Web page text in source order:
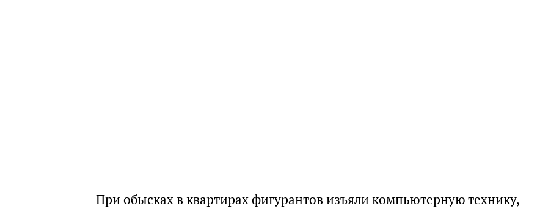
При обысках в квартирах фигурантов изъяли компьютерную технику,